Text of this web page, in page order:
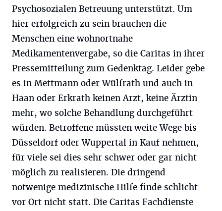
Psychosozialen Betreuung unterstützt. Um
hier erfolgreich zu sein brauchen die
Menschen eine wohnortnahe
Medikamentenvergabe, so die Caritas in ihrer
Pressemitteilung zum Gedenktag. Leider gebe
es in Mettmann oder Wülfrath und auch in
Haan oder Erkrath keinen Arzt, keine Ärztin
mehr, wo solche Behandlung durchgeführt
würden. Betroffene müssten weite Wege bis
Düsseldorf oder Wuppertal in Kauf nehmen,
für viele sei dies sehr schwer oder gar nicht
möglich zu realisieren. Die dringend
notwenige medizinische Hilfe finde schlicht
vor Ort nicht statt. Die Caritas Fachdienste